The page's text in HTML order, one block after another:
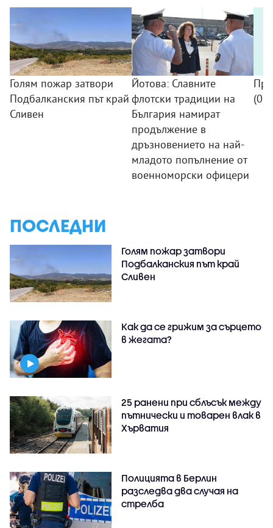
Голям пожар затвори
Подбалканския път край
Сливен
Йотова: Славните
флотски традиции на
България намират
продължение в
дръзновението на най-
младото попълнение от
военноморски офицери
ПОСЛЕДНИ
Голям пожар затвори
Подбалканския път край
Сливен
Как да се грижим за сърцето
в жегата?
25 ранени при сблъсък между
пътнически и товарен влак в
Хърватия
Полицията в Берлин
разследва два случая на
стрелба